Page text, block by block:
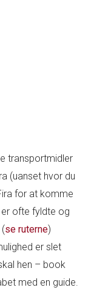
transportmidler
(uanset hvor du
for at komme
ofte fyldte og
se ruterne)
er slet
hen – book
med en guide.